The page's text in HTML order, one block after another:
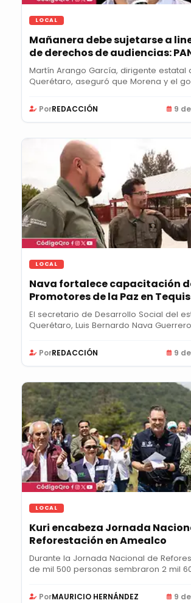
LOCAL
Mañanera debe sujetarse a
de derechos de audiencias:
Martín Arango García, dirigente estatal
Querétaro, aseguró que Morena y el
PorREDACCIÓN 9
LOCAL
Nava fortalece capacitación
Promotores de la Paz en
El secretario de Desarrollo Social del
Querétaro, Luis Bernardo Nava
PorREDACCIÓN 9
LOCAL
Kuri encabeza Jornada
Reforestación en Amealco
Durante la Jornada Nacional de
de mil 500 personas sembraron 2 mil
PorMAURICIO HERNÁNDEZ 9